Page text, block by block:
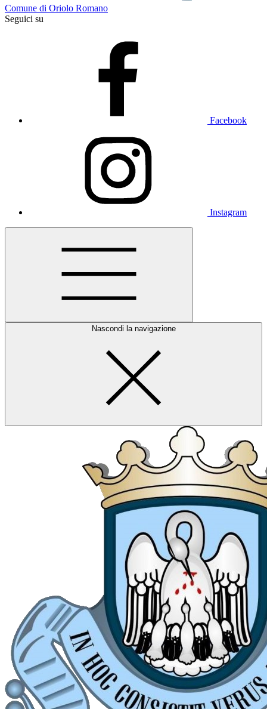
Comune di Oriolo Romano
Seguici su
Facebook
Instagram
Nascondi la navigazione